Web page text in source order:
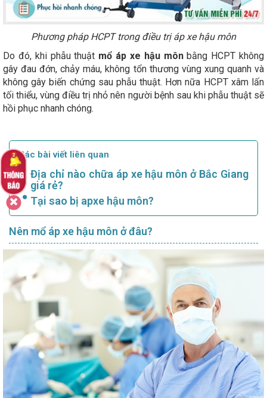
Phương pháp HCPT trong điều trị áp xe hậu môn
Do đó, khi phẫu thuật mổ áp xe hậu mônbằng HCPT không
gây đau đớn, chảy máu, không tổn thương vùng xung quanh và
không gây biến chứng sau phẫu thuật. Hơn nữa HCPT xâm lấn
tối thiểu, vùng điều trị nhỏ nên người bệnh sau khi phẫu thuật sẽ
hồi phục nhanh chóng.
Các bài viết liên quan
Địa chỉ nào chữa áp xe hậu môn ở Bắc Giang
giá rẻ?
Tại sao bị apxe hậu môn?
Nên mổ áp xe hậu môn ở đâu?